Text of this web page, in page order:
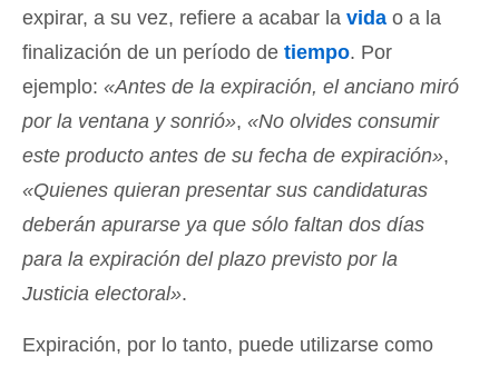
expirar, a su vez, refiere a acabar la vida o a la
finalización de un período de tiempo. Por
ejemplo: «Antes de la expiración, el anciano miró
por la ventana y sonrió», «No olvides consumir
este producto antes de su fecha de expiración»,
«Quienes quieran presentar sus candidaturas
deberán apurarse ya que sólo faltan dos días
para la expiración del plazo previsto por la
Justicia electoral».
Expiración, por lo tanto, puede utilizarse como